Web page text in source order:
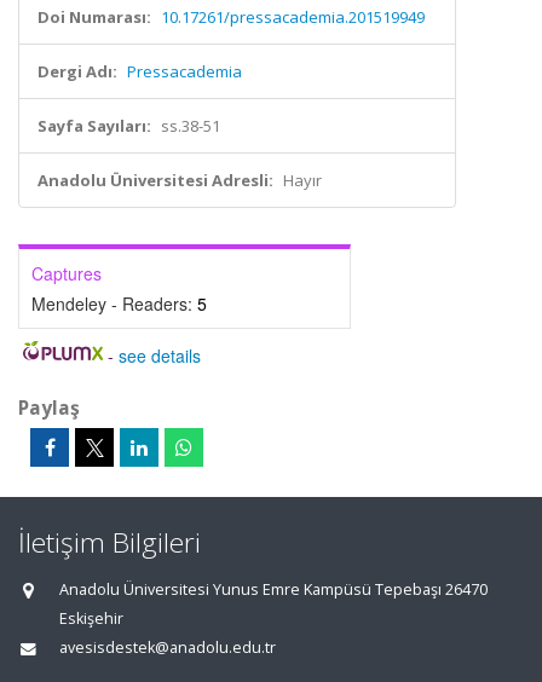
Doi Numarası: 10.17261/pressacademia.201519949
Dergi Adı: Pressacademia
Sayfa Sayıları: ss.38-51
Anadolu Üniversitesi Adresli: Hayır
Captures
Mendeley - Readers: 5
- see details
Paylaş
İletişim Bilgileri
Anadolu Üniversitesi Yunus Emre Kampüsü Tepebaşı 26470
Eskişehir
avesisdestek@anadolu.edu.tr